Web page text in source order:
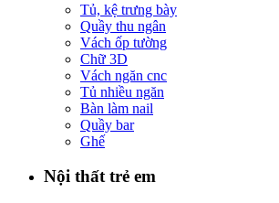
Tủ, kệ trưng bày
Quầy thu ngân
Vách ốp tường
Chữ 3D
Vách ngăn cnc
Tủ nhiều ngăn
Bàn làm nail
Quầy bar
Ghế
Nội thất trẻ em